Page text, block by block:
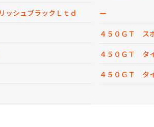
シュブラックＬｔｄ
ー
４５０ＧＴ ス
４５０ＧＴ タ
４５０ＧＴ タ